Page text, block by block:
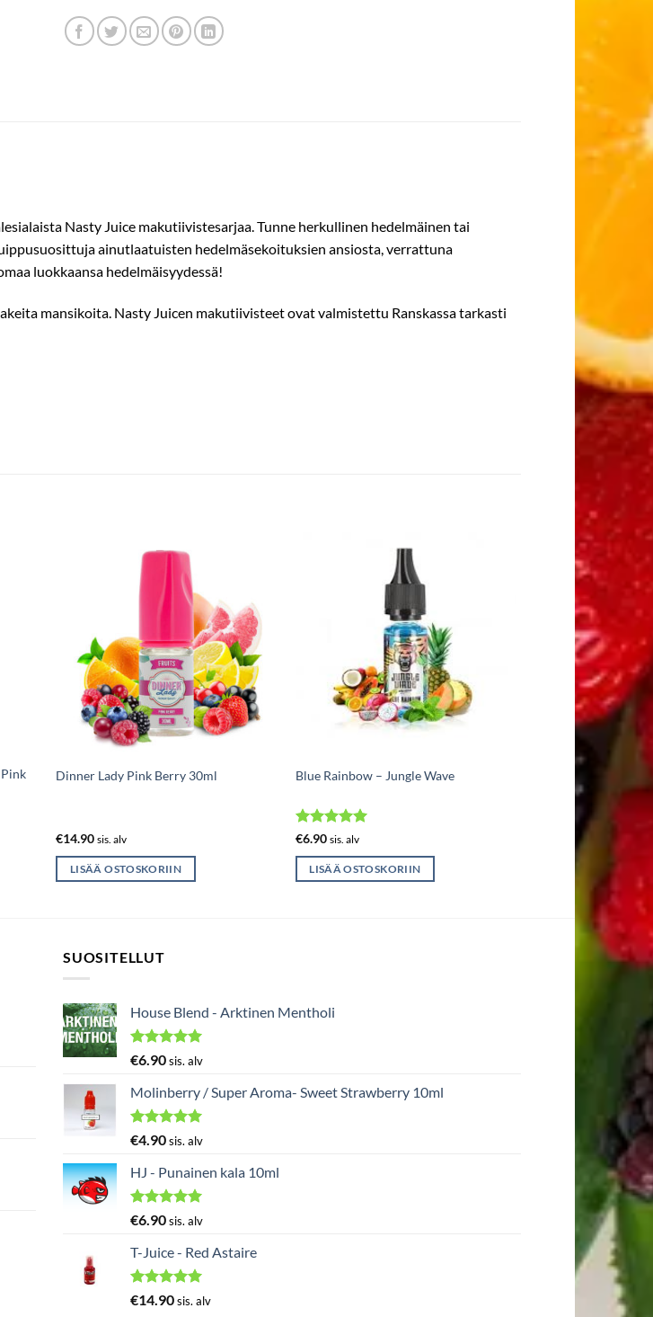
Nasty Juice makutiivistesarjaa. Tunne herkullinen hedelmäinen tai
ainutlaatuisten hedelmäsekoituksien ansiosta, verrattuna
luokkaansa hedelmäisyydessä!
mansikoita. Nasty Juicen makutiivisteet ovat valmistettu Ranskassa tarkasti
Dinner Lady Pink Berry 30ml
€14.90 sis. alv
LISÄÄ OSTOSKORIIN
Blue Rainbow – Jungle Wave
Arvostelu
/ 5
€6.90 sis. alv
LISÄÄ OSTOSKORIIN
SUOSITELLUT
House Blend - Arktinen Mentholi
Arvostelu
5.00/ 5
€6.90sis. alv
Molinberry / Super Aroma- Sweet Strawberry 10ml
Arvostelu
5.00
/ 5
€4.90sis. alv
HJ - Punainen kala 10ml
Arvostelu
5.00
/ 5
€6.90sis. alv
T-Juice - Red Astaire
Arvostelu
€14.90sis. alv